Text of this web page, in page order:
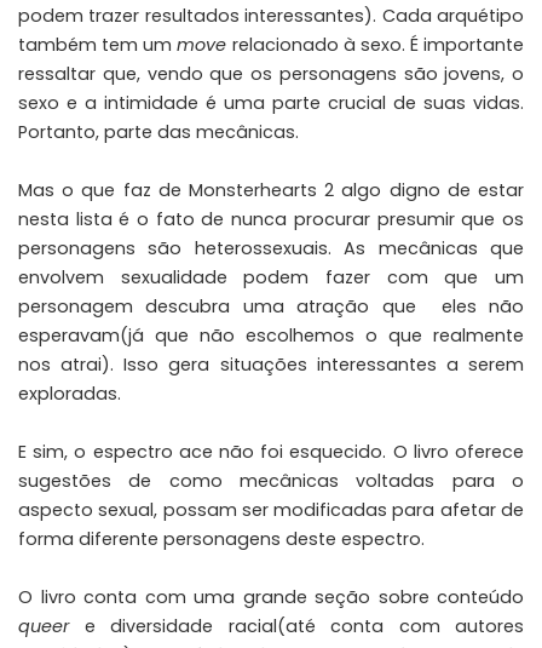
podem trazer resultados interessantes). Cada arquétipo
também tem ummove relacionado à sexo. É importante
ressaltar que, vendo que os personagens são jovens, o
sexo e a intimidade é uma parte crucial de suas vidas.
Portanto, parte das mecânicas.
Mas o que faz de Monsterhearts 2 algo digno de estar
nesta lista é o fato de nunca procurar presumir que os
personagens são heterossexuais. As mecânicas que
envolvem sexualidade podem fazer com que um
personagem descubra uma atração que eles não
esperavam(já que não escolhemos o que realmente
nos atrai). Isso gera situações interessantes a serem
exploradas.
E sim, o espectro ace não foi esquecido. O livro oferece
sugestões de como mecânicas voltadas para o
aspecto sexual, possam ser modificadas para afetar de
forma diferente personagens deste espectro.
O livro conta com uma grande seção sobre conteúdo
queere diversidade racial(até conta com autores